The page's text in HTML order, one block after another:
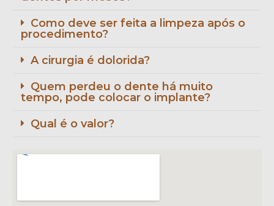
Como deve ser feita a limpeza após o
procedimento?
A cirurgia é dolorida?
Quem perdeu o dente há muito
tempo, pode colocar o implante?
Qual é o valor?